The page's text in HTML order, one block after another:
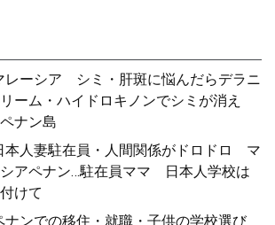
レーシア シミ・肝斑に悩んだらデラニ
ーム・ハイドロキノンでシミが消え
ナン島
本人妻駐在員・人間関係がドロドロ マ
アペナン…駐在員ママ 日本人学校は
けて
ナンでの移住・就職・子供の学校選び